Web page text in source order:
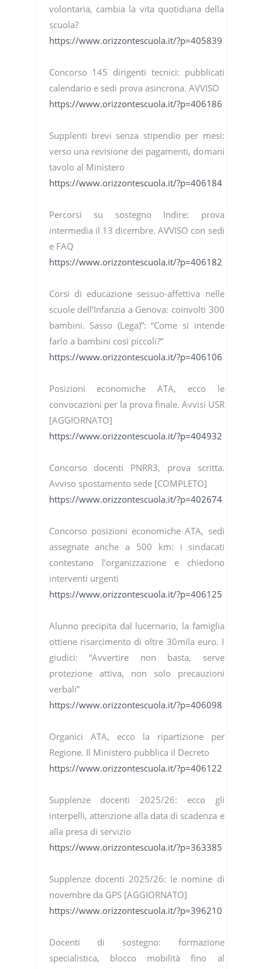
volontaria, cambia la vita quotidiana della
scuola?
https://www.orizzontescuola.it/?p=405839
Concorso 145 dirigenti tecnici: pubblicati
calendario e sedi prova asincrona. AVVISO
https://www.orizzontescuola.it/?p=406186
Supplenti brevi senza stipendio per mesi:
verso una revisione dei pagamenti, domani
tavolo al Ministero
https://www.orizzontescuola.it/?p=406184
Percorsi su sostegno Indire: prova
intermedia il 13 dicembre. AVVISO con sedi
e FAQ
https://www.orizzontescuola.it/?p=406182
Corsi di educazione sessuo-affettiva nelle
scuole dell’Infanzia a Genova: coinvolti 300
bambini. Sasso (Lega)”: “Come si intende
farlo a bambini così piccoli?”
https://www.orizzontescuola.it/?p=406106
Posizioni economiche ATA, ecco le
convocazioni per la prova finale. Avvisi USR
[AGGIORNATO]
https://www.orizzontescuola.it/?p=404932
Concorso docenti PNRR3, prova scritta.
Avviso spostamento sede [COMPLETO]
https://www.orizzontescuola.it/?p=402674
Concorso posizioni economiche ATA, sedi
assegnate anche a 500 km: i sindacati
contestano l’organizzazione e chiedono
interventi urgenti
https://www.orizzontescuola.it/?p=406125
Alunno precipita dal lucernario, la famiglia
ottiene risarcimento di oltre 30mila euro. I
giudici: “Avvertire non basta, serve
protezione attiva, non solo precauzioni
verbali”
https://www.orizzontescuola.it/?p=406098
Organici ATA, ecco la ripartizione per
Regione. Il Ministero pubblica il Decreto
https://www.orizzontescuola.it/?p=406122
Supplenze docenti 2025/26: ecco gli
interpelli, attenzione alla data di scadenza e
alla presa di servizio
https://www.orizzontescuola.it/?p=363385
Supplenze docenti 2025/26: le nomine di
novembre da GPS [AGGIORNATO]
https://www.orizzontescuola.it/?p=396210
Docenti di sostegno: formazione
specialistica, blocco mobilità fino al